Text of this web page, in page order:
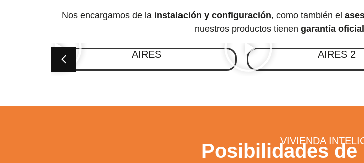
Nos encargamos de la instalación y configuración, como también el
nuestros productos tienen garantía
AIRES AIRES 2
VIVIENDA
Posibilidades